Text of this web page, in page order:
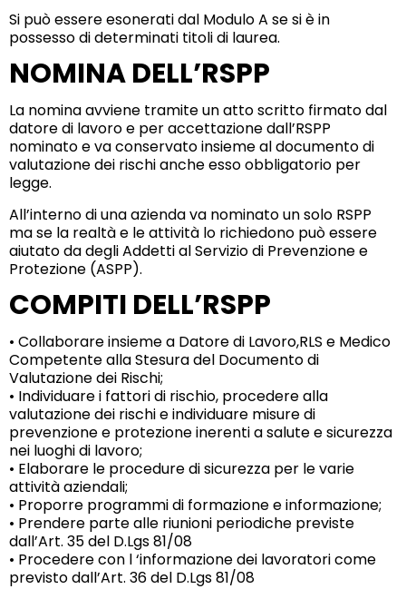
Si può essere esonerati dal Modulo A se si è in
possesso di determinati titoli di laurea.
NOMINA DELL’RSPP
La nomina avviene tramite un atto scritto firmato dal
datore di lavoro e per accettazione dall’RSPP
nominato e va conservato insieme al documento di
valutazione dei rischi anche esso obbligatorio per
legge.
All’interno di una azienda va nominato un solo RSPP
ma se la realtà e le attività lo richiedono può essere
aiutato da degli Addetti al Servizio di Prevenzione e
Protezione (ASPP).
COMPITI DELL’RSPP
• Collaborare insieme a Datore di Lavoro,RLS e Medico
Competente alla Stesura del Documento di
Valutazione dei Rischi;
• Individuare i fattori di rischio, procedere alla
valutazione dei rischi e individuare misure di
prevenzione e protezione inerenti a salute e sicurezza
nei luoghi di lavoro;
• Elaborare le procedure di sicurezza per le varie
attività aziendali;
• Proporre programmi di formazione e informazione;
• Prendere parte alle riunioni periodiche previste
dall’Art. 35 del D.Lgs 81/08
• Procedere con l ‘informazione dei lavoratori come
previsto dall’Art. 36 del D.Lgs 81/08